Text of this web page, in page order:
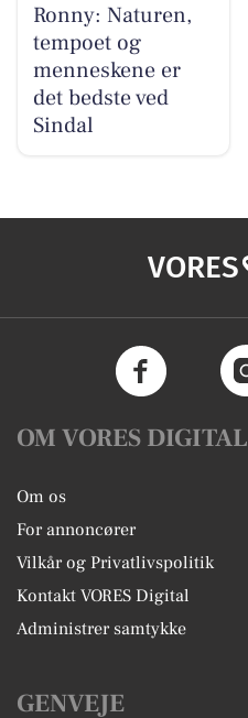
Ronny: Naturen,
tempoet og
menneskene er
det bedste ved
Sindal
VORES
OM VORES DIGITAL
Om os
For annoncører
Vilkår og Privatlivspolitik
Kontakt VORES Digital
Administrer samtykke
GENVEJE